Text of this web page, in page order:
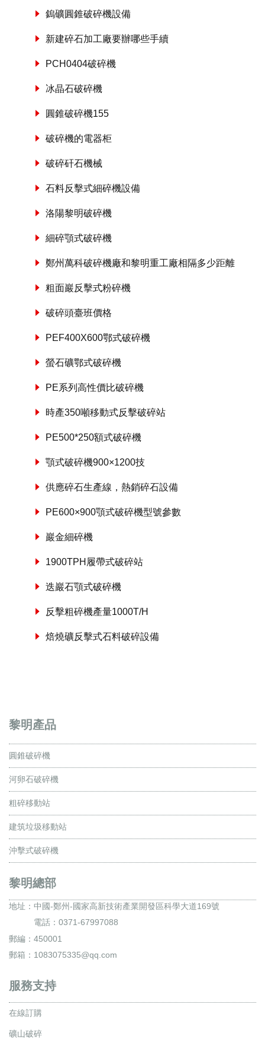
鎢礦圓錐破碎機設備
新建碎石加工廠要辦哪些手續
PCH0404破碎機
冰晶石破碎機
圓錐破碎機155
破碎機的電器柜
破碎矸石機械
石料反擊式細碎機設備
洛陽黎明破碎機
細碎顎式破碎機
鄭州萬科破碎機廠和黎明重工廠相隔多少距離
粗面巖反擊式粉碎機
破碎頭臺班價格
PEF400X600鄂式破碎機
螢石礦鄂式破碎機
PE系列高性價比破碎機
時產350噸移動式反擊破碎站
PE500*250額式破碎機
顎式破碎機900×1200技
供應碎石生產線，熱銷碎石設備
PE600×900顎式破碎機型號參數
巖金細碎機
1900TPH履帶式破碎站
迭巖石顎式破碎機
反擊粗碎機產量1000T/H
焙燒礦反擊式石料破碎設備
黎明產品
圓錐破碎機
河卵石破碎機
粗碎移動站
建筑垃圾移動站
沖擊式破碎機
黎明總部
地址： 中國-鄭州-國家高新技術產業開發區科學大道169號
電話：0371-67997088
郵編：450001
郵箱：1083075335@qq.com
服務支持
在線訂購
礦山破碎